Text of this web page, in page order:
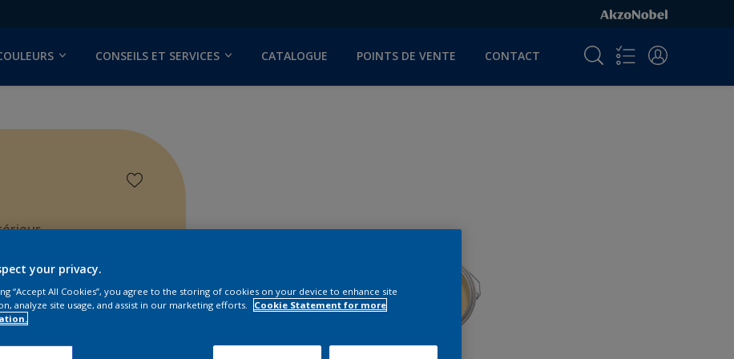
CONSEILS ET SERVICES CATALOGUE POINTS DE VENTE CONTACT
your privacy.
“Accept All Cookies”, you agree to the storing of cookies on your device to enhance site
analyze site usage, and assist in our marketing efforts.
Cookie Statement for more